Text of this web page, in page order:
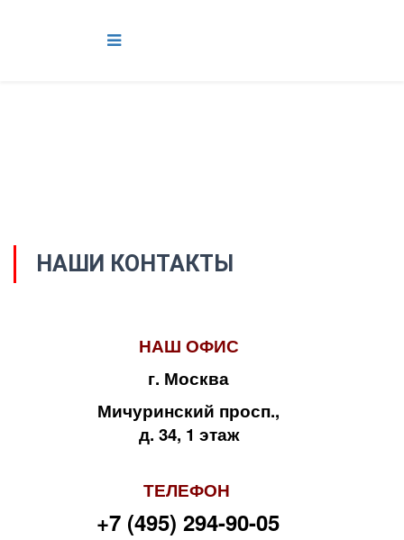
НАШИ КОНТАКТЫ
НАШ ОФИС
г. Москва
Мичуринский просп.,
д. 34, 1 этаж
ТЕЛЕФОН
+7 (495) 294-90-05